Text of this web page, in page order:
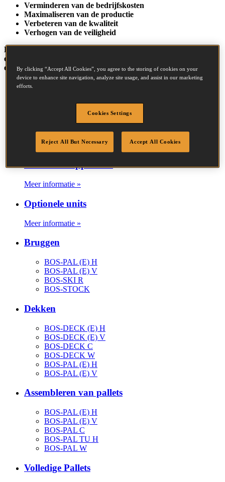
Verminderen van de bedrijfskosten
Maximaliseren van de productie
Verbeteren van de kwaliteit
Verhogen van de veiligheid
Kom meer te weten over ons assortiment door op de
onderstaande links te klikken of door vandaag nog
ons op te nemen voor gratis advies.
Pallets & kisten
Meer informatie »
Houtskeletbouw
Meer informatie »
Industriële apparaten
Meer informatie »
Optionele units
Meer informatie »
Bruggen
BOS-PAL (E) H
BOS-PAL (E) V
BOS-SKI R
BOS-STOCK
Dekken
BOS-DECK (E) H
BOS-DECK (E) V
BOS-DECK C
BOS-DECK W
BOS-PAL (E) H
BOS-PAL (E) V
Assembleren van pallets
BOS-PAL (E) H
BOS-PAL (E) V
BOS-PAL C
BOS-PAL TU H
BOS-PAL W
Volledige Pallets
By clicking “Accept All Cookies”, you agree to the storing of cookies on your
device to enhance site navigation, analyze site usage, and assist in our marketing
efforts.
Cookies Settings
Reject All But Necessary Accept All Cookies